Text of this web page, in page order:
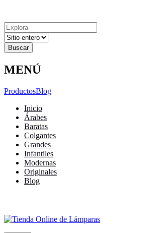
Resultados
para
MENÚ
ProductosBlog
Inicio
Árabes
Baratas
Colgantes
Grandes
Infantiles
Modernas
Originales
Blog